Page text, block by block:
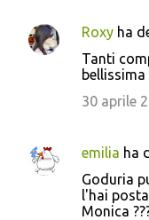
Roxy ha
Tanti
bellissima
30 aprile
emilia ha
Goduria
l'hai
Monica